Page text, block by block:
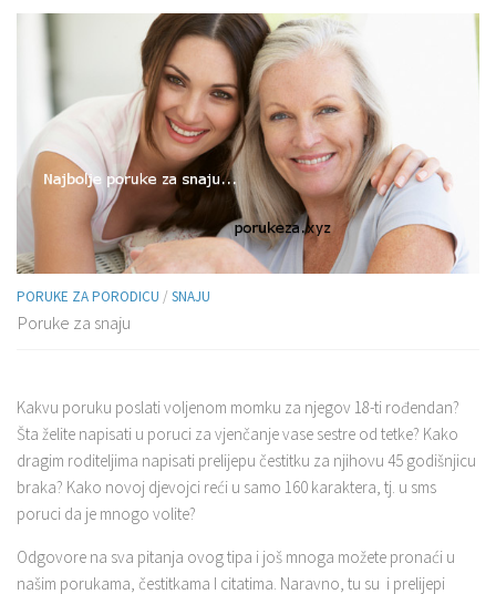
PORUKE ZA PORODICU / SNAJU
Poruke za snaju
Kakvu poruku poslati voljenom momku za njegov 18-ti rođendan?
Šta želite napisati u poruci za vjenčanje vase sestre od tetke? Kako
dragim roditeljima napisati prelijepu čestitku za njihovu 45 godišnjicu
braka? Kako novoj djevojci reći u samo 160 karaktera, tj. u sms
poruci da je mnogo volite?
Odgovore na sva pitanja ovog tipa i još mnoga možete pronaći u
našim porukama, čestitkama I citatima. Naravno, tu su i prelijepi